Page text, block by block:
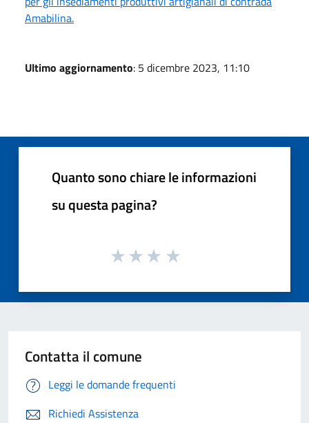
Amabilina.
Ultimo aggiornamento: 5 dicembre 2023, 11:10
Quanto sono chiare le informazioni
su questa pagina?
Contatta il comune
Leggi le domande frequenti
Richiedi Assistenza